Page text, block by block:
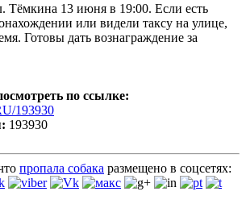
Тёмкина 13 июня в 19:00. Если есть
или видели таксу на улице,
Готовы дать вознаграждение за
по ссылке:
193930
193930
пропала собака размещено в соцсетях: